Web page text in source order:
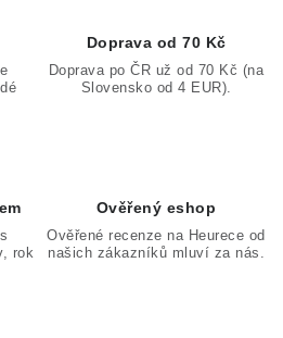
Doprava od 70 Kč
Doprava po ČR už od 70 Kč (na
Slovensko od 4 EUR).
rok
Ověřený eshop
Ověřené recenze na Heurece od
našich zákazníků mluví za nás.